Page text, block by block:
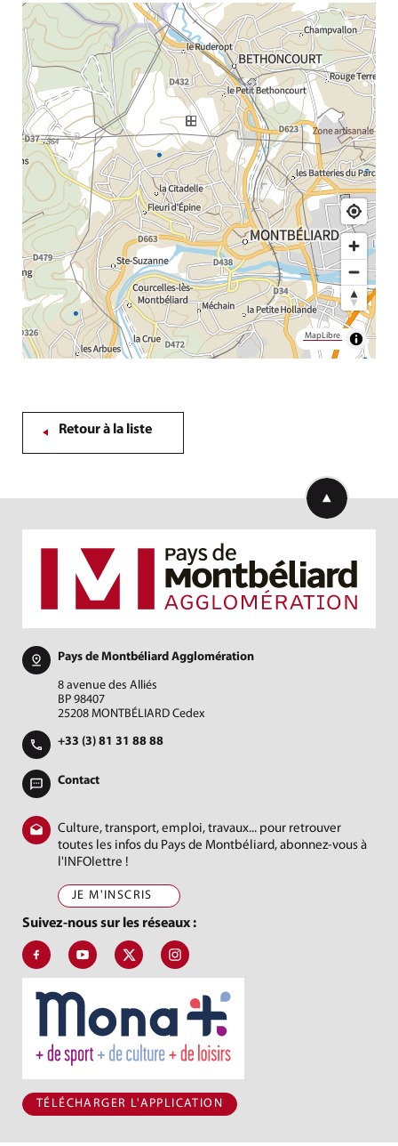
MapLibre
Retour à la liste
Retourner en
Pays de Montbéliard Agglomération
8 avenue des Alliés
BP 98407
25208 MONTBÉLIARD Cedex
+33 (3) 81 31 88 88
Contact
Culture, transport, emploi, travaux... pour retrouver
toutes les infos du Pays de Montbéliard, abonnez-vous à
l'INFOlettre !
JE M'INSCRIS
Suivez-nous sur les réseaux :
Suivez-nous sur Facebook, J'aime le Pays de Montbéliard
Suivez-nous sur Youtube, Pays de Montbéliard
Suivez-nous sur X, Pays de Montbéliard
Suivez-nous sur Instagram, Pays de
TÉLÉCHARGER L'APPLICATION